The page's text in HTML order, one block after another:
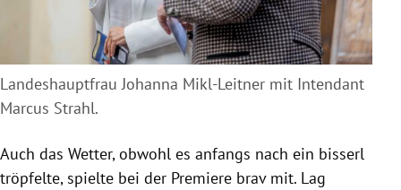
Landeshauptfrau Johanna Mikl-Leitner mit Intendant
Marcus Strahl.
Auch das Wetter, obwohl es anfangs nach ein bisserl
tröpfelte, spielte bei der Premiere brav mit. Lag